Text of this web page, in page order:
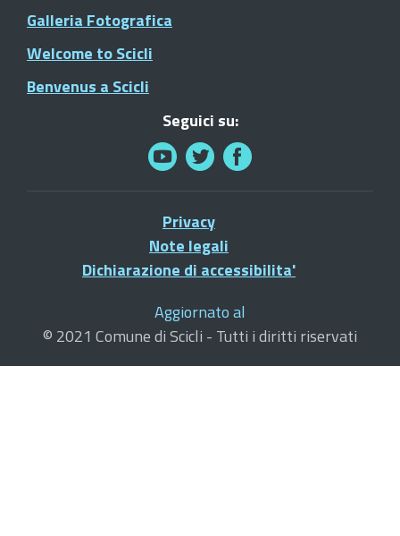
Galleria Fotografica
Welcome to Scicli
Benvenus a Scicli
Seguici su:
Privacy
Note legali
Dichiarazione di accessibilita'
Aggiornato al
© 2021 Comune di Scicli - Tutti i diritti riservati